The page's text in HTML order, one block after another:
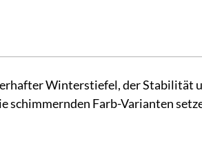
Winterstiefel, der Stabilität
schimmernden Farb-Varianten